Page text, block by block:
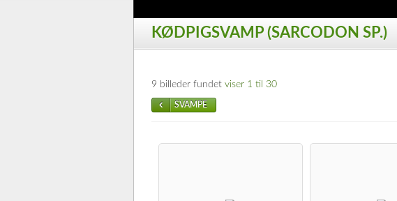
KØDPIGSVAMP (SARCODON SP.)
9 billeder fundet viser 1 til 30
SVAMPE